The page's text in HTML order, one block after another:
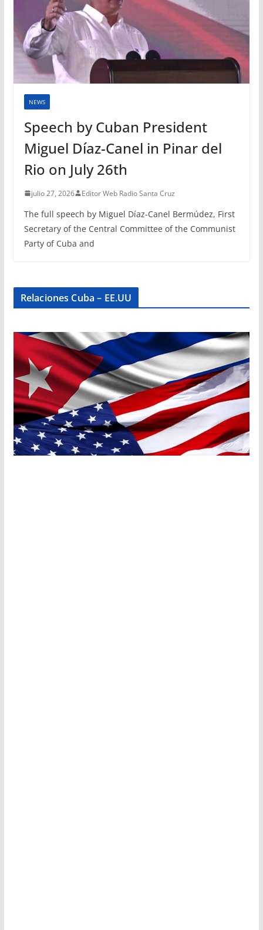
NEWS
Speech by Cuban President
Miguel Díaz-Canel in Pinar del
Rio on July 26th
julio 27, 2026 Editor Web Radio Santa Cruz
The full speech by Miguel Díaz-Canel Bermúdez, First
Secretary of the Central Committee of the Communist
Party of Cuba and
Relaciones Cuba – EE.UU